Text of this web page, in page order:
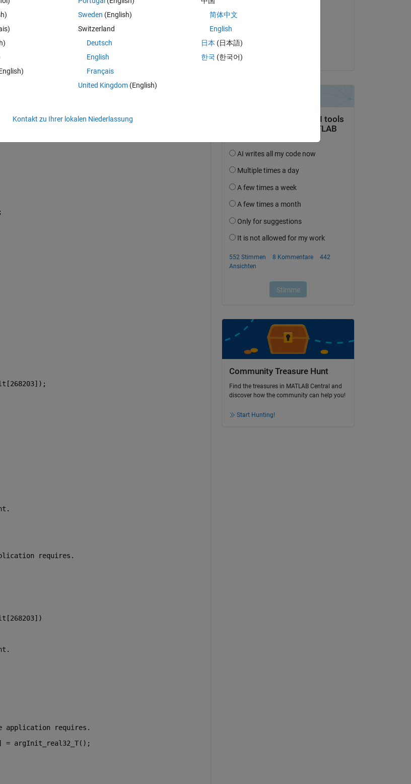
requires.
application requires.
= argInit_real32_T();
Akzeptiert:
Community Treasure Hunt
Find the treasures in MATLAB Central and
discover how the community can help you!
Start Hunting!
Sweden (English)
Switzerland
Deutsch
English
Français
United Kingdom(English)
简体中文
English
日本 (日本語)
한국 (한국어)
Kontakt zu Ihrer lokalen Niederlassung